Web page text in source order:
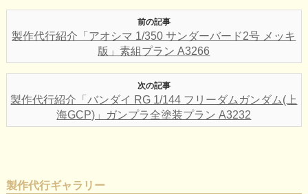
前の記事
製作代行紹介「アオシマ 1/350 サンダーバード2号 メッキ
版」素組プラン A3266
次の記事
製作代行紹介「バンダイ RG 1/144 フリーダムガンダム(上
海GCP)」ガンプラ全塗装プラン A3232
製作代行ギャラリー